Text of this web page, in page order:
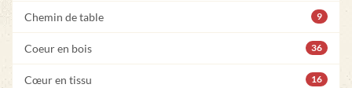
Chemin de table 9
Coeur en bois 36
Cœur en tissu 16